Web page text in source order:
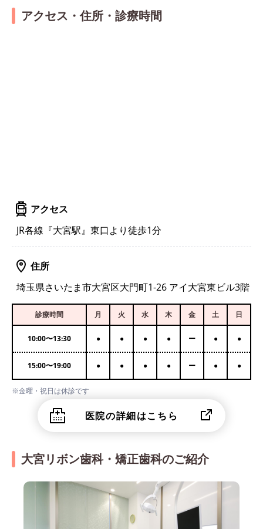
アクセス・住所・診療時間
アクセス
JR各線『大宮駅』東口より徒歩1分
住所
埼玉県さいたま市大宮区大門町1-26 アイ大宮東ビル3階
診療時間 月 火 水 木 金 土 日
10:00〜13:30 ● ● ● ● ー ● ●
15:00〜19:00 ● ● ● ● ー ● ●
※金曜・祝日は休診です
医院の詳細はこちら
大宮リボン歯科・矯正歯科のご紹介